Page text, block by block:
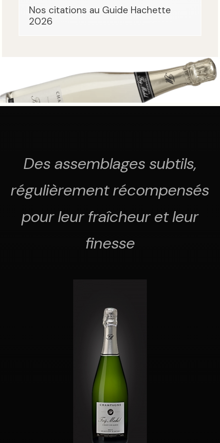
Nos citations au Guide Hachette
2026
Des assemblages subtils,
régulièrement récompensés
pour leur fraîcheur et leur
finesse